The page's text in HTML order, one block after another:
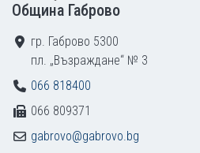
Община Габрово
гр. Габрово 5300
пл. „Възраждане“ № 3
066 818400
066 809371
gabrovo@gabrovo.bg